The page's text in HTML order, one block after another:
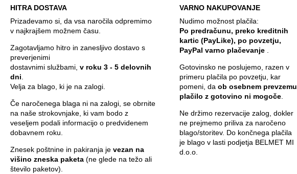
HITRA DOSTAVA
Prizadevamo si, da vsa naročila odpremimo
v najkrajšem možnem času.
Zagotavljamo hitro in zanesljivo dostavo s
preverjenimi
dostavnimi službami, v roku 3 - 5 delovnih
dni
Velja za blago, ki je na zalogi.
Če naročenega blaga ni na zalogi, se obrnite
na naše strokovnjake, ki vam bodo z
veseljem podali informacijo o predvidenem
dobavnem roku.
Znesek poštnine in pakiranja je vezan na
višino zneska paketa (ne glede na težo ali
število paketov).
VARNO NAKUPOVANJE
Nudimo možnost plačila:
Po predračunu, preko kreditnih
kartic (PayLike), po povzetju,
PayPal varno plačevanje
Gotovinsko ne poslujemo, razen v
primeru plačila po povzetju, kar
pomeni, da ob osebnem prevzemu
plačilo z gotovino ni mogoče
Ne držimo rezervacije zalog, dokler
ne prejmemo priliva za naročeno
blago/storitev. Do končnega plačila
je blago v lasti podjetja BELMET MI
d.o.o.